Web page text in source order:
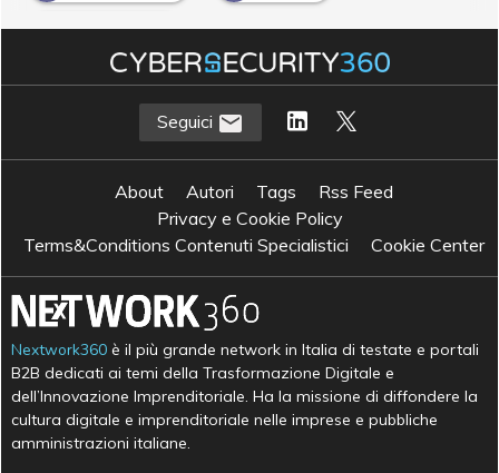
I insight-driven
Seguici
About Autori Tags
Rss Feed
Privacy e Cookie Policy
Terms&Conditions Contenuti Specialistici
Cookie Center
Nextwork360 è il più grande network in Italia di testate e portali
B2B dedicati ai temi della Trasformazione Digitale e
dell’Innovazione Imprenditoriale. Ha la missione di diffondere la
cultura digitale e imprenditoriale nelle imprese e pubbliche
amministrazioni italiane.